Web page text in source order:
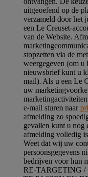
uitgeoefend op de
verzameld door het
een Le Creuset-
van de Website.
stopzetten via de
weergegeven (om u
nieuwsbrief kunt u
mail). Als u een Le
uw
e-mail sturen naar
afmelding zo
gevallen kunt u nog
afmelding volledig
Weet dat wij uw
persoonsgegevens
bedrijven voor hun
RE-TARGETING